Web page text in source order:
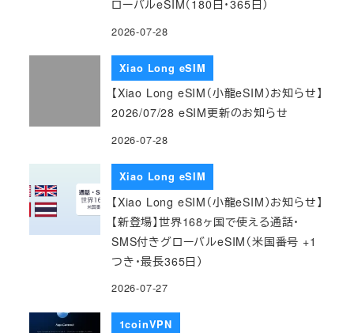
ローバルeSIM（180日・365日）
2026-07-28
Xiao Long eSIM
【Xiao Long eSIM（小龍eSIM）お知らせ】
2026/07/28 eSIM更新のお知らせ
2026-07-28
Xiao Long eSIM
【Xiao Long eSIM（小龍eSIM）お知らせ】
【新登場】世界168ヶ国で使える通話・
SMS付きグローバルeSIM（米国番号 +1
つき・最長365日）
2026-07-27
1coinVPN